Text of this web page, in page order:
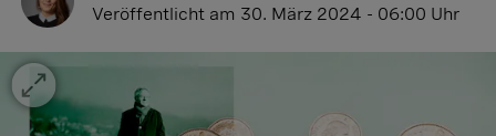
Veröffentlicht am 30. März 2024 - 06:00 Uhr